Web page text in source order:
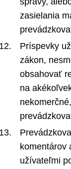
zasielania
Príspevky
zákon,
obsahovať
na
komentárov
užívateľmi